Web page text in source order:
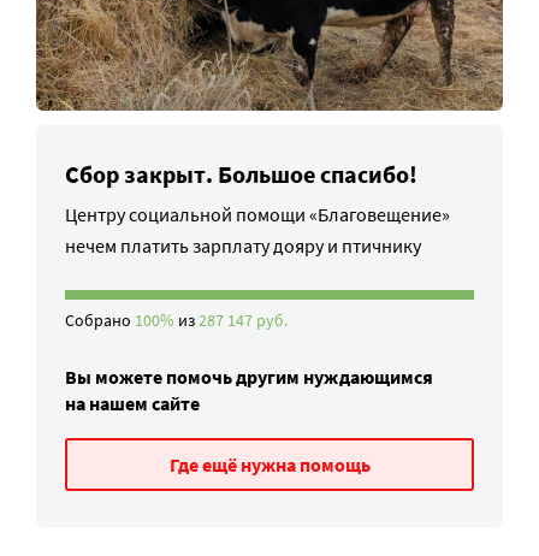
Сбор закрыт. Большое спасибо!
Центру социальной помощи «Благовещение»
нечем платить зарплату дояру и птичнику
Собрано 100% из287 147 руб.
Вы можете помочь другим нуждающимся
на нашем сайте
Где ещё нужна помощь